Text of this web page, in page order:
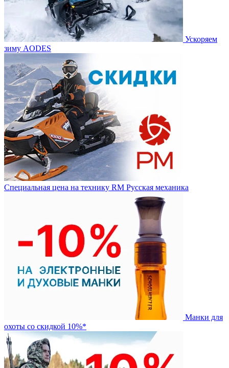
Ускоряем
зиму AODES
Специальная цена на технику RM Русская механика
Манки для
охоты со скидкой 10%*